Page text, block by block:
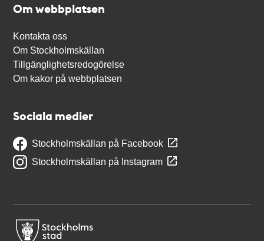
Om webbplatsen
Kontakta oss
Om Stockholmskällan
Tillgänglighetsredogörelse
Om kakor på webbplatsen
Sociala medier
Stockholmskällan på Facebook
Stockholmskällan på Instagram